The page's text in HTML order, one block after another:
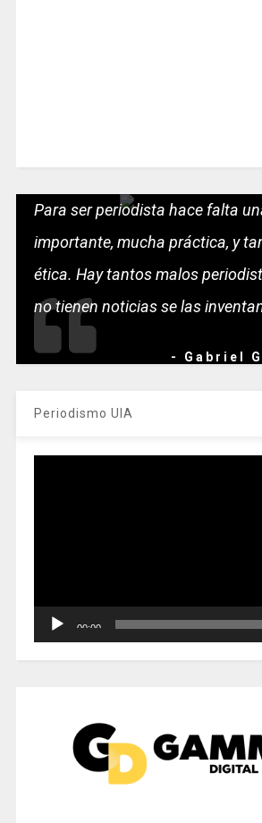
Para ser periodista hace falta
importante, mucha práctica, y
ética. Hay tantos malos
no tienen noticias se las
- Gabriel
Periodismo UIA
00:00